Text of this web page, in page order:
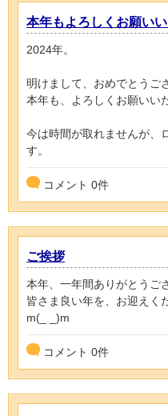
本年もよろしくお願いい
2024年。
明けまして、おめでとうご
本年も、よろしくお願いい
今は時間が取れませんが、
す。
コメント 0件
ご挨拶
本年、一年間ありがとうご
皆さま良い年を、お迎えく
m(_ _)m
コメント 0件